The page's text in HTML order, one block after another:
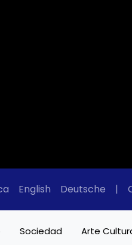
English Deutsche |
Sociedad Arte